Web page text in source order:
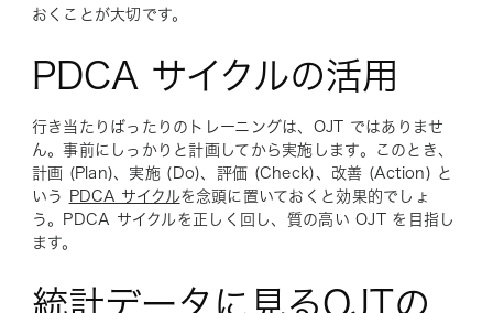
おくことが大切です。
PDCA サイクルの活用
行き当たりばったりのトレーニングは、OJT ではありませ
ん。事前にしっかりと計画してから実施します。このとき、
計画 (Plan)、実施 (Do)、評価 (Check)、改善 (Action) と
いう
PDCA サイクルを念頭に置いておくと効果的でしょ
う。PDCA サイクルを正しく回し、質の高い OJT を目指し
ます。
統計データに見るOJTの